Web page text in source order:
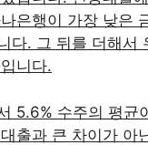
은행이 가장 낮은
다. 그 뒤를 더해서
니다.
5.6% 수주의 평균
출과 큰 차이가 아